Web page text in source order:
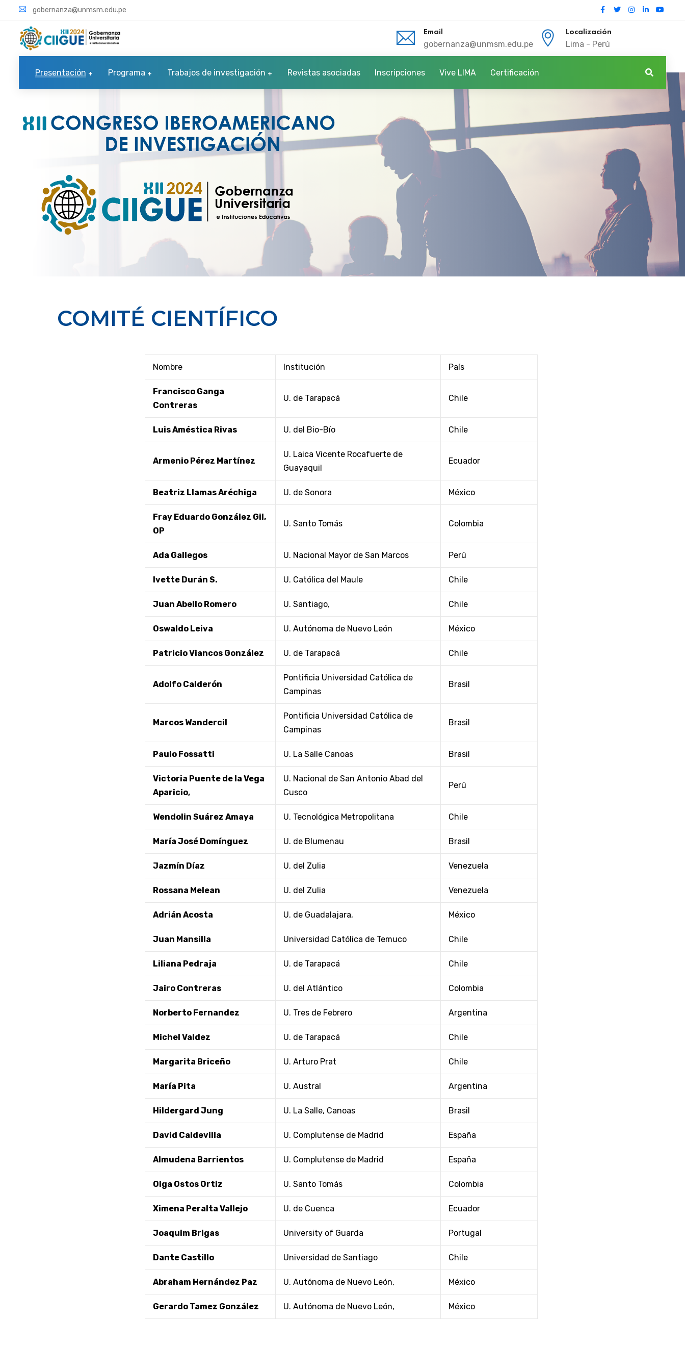
gobernanza@unmsm.edu.pe
Email
gobernanza@unmsm.edu.pe
Localización
Lima - Perú
Presentación Programa Trabajos de investigación Revistas asociadas Inscripciones Vive LIMA Certificación
COMITÉ CIENTÍFICO
Nombre Institución País
Francisco Ganga
Contreras
U. de Tarapacá Chile
Luis Améstica Rivas U. del Bio-Bío Chile
Armenio Pérez Martínez
U. Laica Vicente Rocafuerte de
Guayaquil
Ecuador
Beatriz Llamas Aréchiga U. de Sonora México
Fray Eduardo González Gil,
OP
U. Santo Tomás Colombia
Ada Gallegos U. Nacional Mayor de San Marcos Perú
Ivette Durán S. U. Católica del Maule Chile
Juan Abello Romero U. Santiago, Chile
Oswaldo Leiva U. Autónoma de Nuevo León México
Patricio Viancos González U. de Tarapacá Chile
Adolfo Calderón
Pontificia Universidad Católica de
Campinas
Brasil
Marcos Wandercil
Pontificia Universidad Católica de
Campinas
Brasil
Paulo Fossatti U. La Salle Canoas Brasil
Victoria Puente de la Vega
Aparicio,
U. Nacional de San Antonio Abad del
Cusco
Perú
Wendolin Suárez Amaya U. Tecnológica Metropolitana Chile
María José Domínguez U. de Blumenau Brasil
Jazmín Díaz U. del Zulia Venezuela
Rossana Melean U. del Zulia Venezuela
Adrián Acosta U. de Guadalajara, México
Juan Mansilla Universidad Católica de Temuco Chile
Liliana Pedraja U. de Tarapacá Chile
Jairo Contreras U. del Atlántico Colombia
Norberto Fernandez U. Tres de Febrero Argentina
Michel Valdez U. de Tarapacá Chile
Margarita Briceño U. Arturo Prat Chile
María Pita U. Austral Argentina
Hildergard Jung U. La Salle, Canoas Brasil
David Caldevilla U. Complutense de Madrid España
Almudena Barrientos U. Complutense de Madrid España
Olga Ostos Ortiz U. Santo Tomás Colombia
Ximena Peralta Vallejo U. de Cuenca Ecuador
Joaquim Brigas University of Guarda Portugal
Dante Castillo Universidad de Santiago Chile
Abraham Hernández Paz U. Autónoma de Nuevo León, México
Gerardo Tamez González U. Autónoma de Nuevo León, México